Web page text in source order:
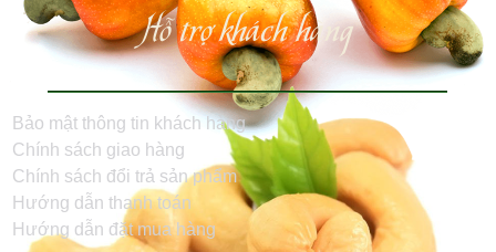
Hỗ trợ khách hàng
Bảo mật thông tin khách hàng
Chính sách giao hàng
Chính sách đổi trả sản phẩm
Hướng dẫn thanh toán
Hướng dẫn đặt mua hàng